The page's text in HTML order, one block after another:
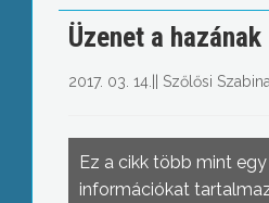
Üzenet a hazának
2017. 03. 14. Szőlősi Szabina
Ez a cikk több mint
információkat